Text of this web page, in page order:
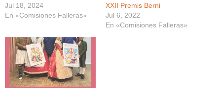
Jul 18, 2024
En «Comisiones Falleras»
XXII Premis Berni
Jul 6, 2022
En «Comisiones Falleras»